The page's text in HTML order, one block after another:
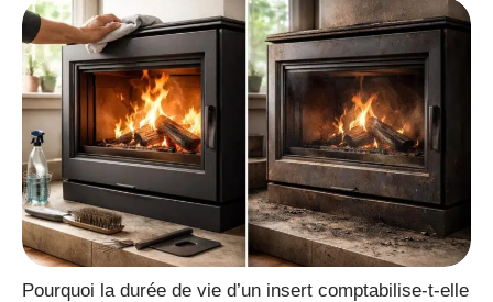
Pourquoi la durée de vie d’un insert comptabilise-t-elle